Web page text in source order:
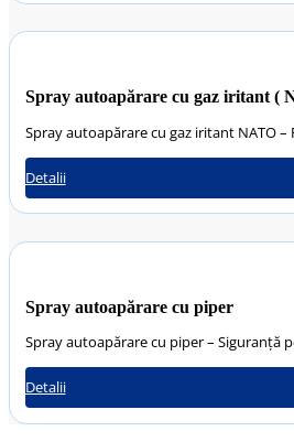
Spray autoapărare cu gaz iritant (
Spray autoapărare cu gaz iritant NATO
Detalii
Spray autoapărare cu piper
Spray autoapărare cu piper – Siguranță
Detalii